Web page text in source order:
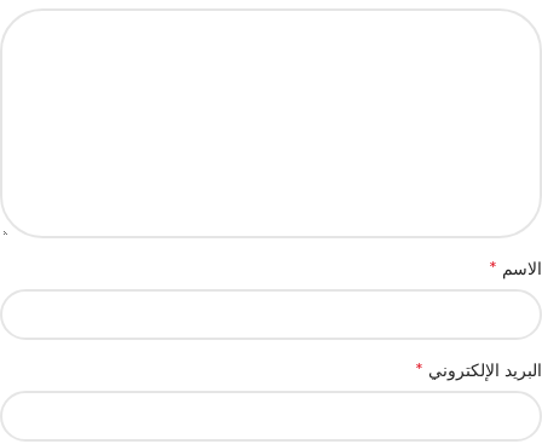
الاسم *
البريد الإلكتروني *